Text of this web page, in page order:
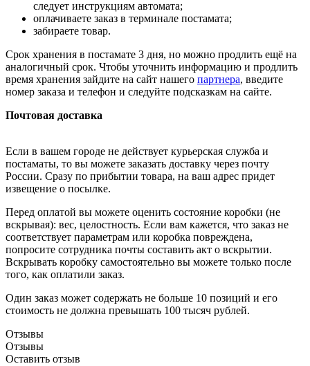
следует инструкциям автомата;
оплачиваете заказ в терминале постамата;
забираете товар.
Срок хранения в постамате 3 дня, но можно продлить ещё на
аналогичный срок. Чтобы уточнить информацию и продлить
время хранения зайдите на сайт нашего партнера, введите
номер заказа и телефон и следуйте подсказкам на сайте.
Почтовая доставка
Если в вашем городе не действует курьерская служба и
постаматы, то вы можете заказать доставку через почту
России. Сразу по прибытии товара, на ваш адрес придет
извещение о посылке.
Перед оплатой вы можете оценить состояние коробки (не
вскрывая): вес, целостность. Если вам кажется, что заказ не
соответствует параметрам или коробка повреждена,
попросите сотрудника почты составить акт о вскрытии.
Вскрывать коробку самостоятельно вы можете только после
того, как оплатили заказ.
Один заказ может содержать не больше 10 позиций и его
стоимость не должна превышать 100 тысяч рублей.
Отзывы
Отзывы
Оставить отзыв